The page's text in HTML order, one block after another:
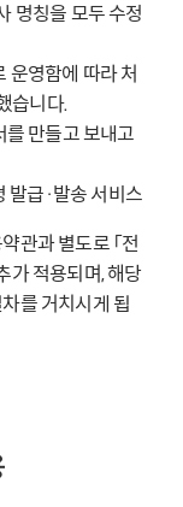
명칭을 모두 수정
운영함에 따라 처
습니다.
를 만들고 보내고
발급·발송 서비스
관과 별도로 「전
가 적용되며, 해당
를 거치시게 됩